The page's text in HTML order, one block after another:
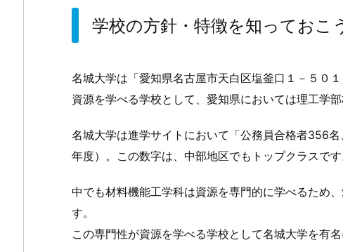
学校の方針・特徴を知っておこ
名城大学は「愛知県名古屋市天白区塩釜口１－５０１
資源を学べる学校として、愛知県においては理工学
名城大学は進学サイトにおいて「公務員合格者356
年度）。この数字は、中部地区でもトップクラスで
中でも材料機能工学科は資源を専門的に学べるため
す。
この専門性が資源を学べる学校として名城大学を有名